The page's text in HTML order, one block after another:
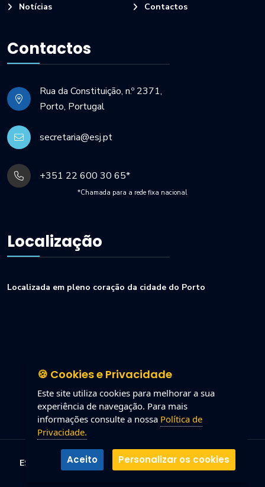
Notícias Contactos
Contactos
Rua da Constituição, n.º 2371,
Porto, Portugal
secretaria@esj.pt
+351 22 600 30 65*
*Chamada para a rede fixa nacional
Localização
Localizada em pleno coração da cidade do Porto
ESJ | Escola de Jornalismo do Porto 2026|Política de
🍪 Cookies e Privacidade
Este site utiliza cookies para melhorar a sua
experiência de navegação. Para mais
informações consulte a nossa Política de
Privacidade.
Aceito Personalizar os cookies